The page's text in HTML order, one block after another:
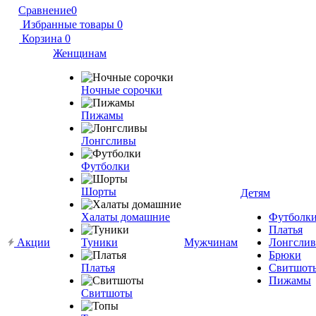
Сравнение0
Избранные товары 0
Корзина 0
Акции
Женщинам
Ночные сорочки
Пижамы
Лонгсливы
Футболки
Шорты
Халаты домашние
Туники
Платья
Свитшоты
Мужчинам
Детям
Футболки
Платья
Брюки
Пижамы